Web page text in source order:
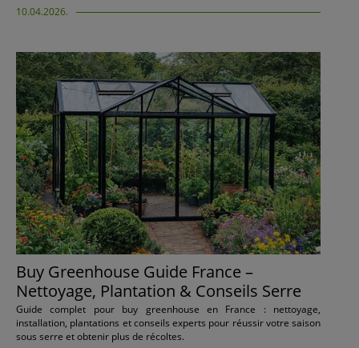
10.04.2026.
Buy Greenhouse Guide France –
Nettoyage, Plantation & Conseils Serre
Guide complet pour buy greenhouse en France : nettoyage,
installation, plantations et conseils experts pour réussir votre saison
sous serre et obtenir plus de récoltes.